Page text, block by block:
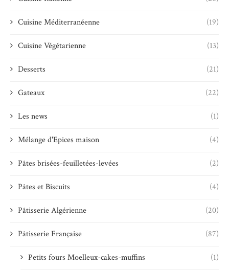
Cuisine Méditerranéenne (19)
Cuisine Végétarienne (13)
Desserts (21)
Gateaux (22)
Les news (1)
Mélange d'Epices maison (4)
Pâtes brisées-feuilletées-levées (2)
Pâtes et Biscuits (4)
Pâtisserie Algérienne (20)
Pâtisserie Française (87)
Petits fours Moelleux-cakes-muffins (1)